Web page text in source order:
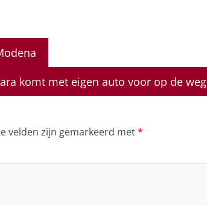
komt met eigen auto voor op de weg
velden zijn gemarkeerd met*